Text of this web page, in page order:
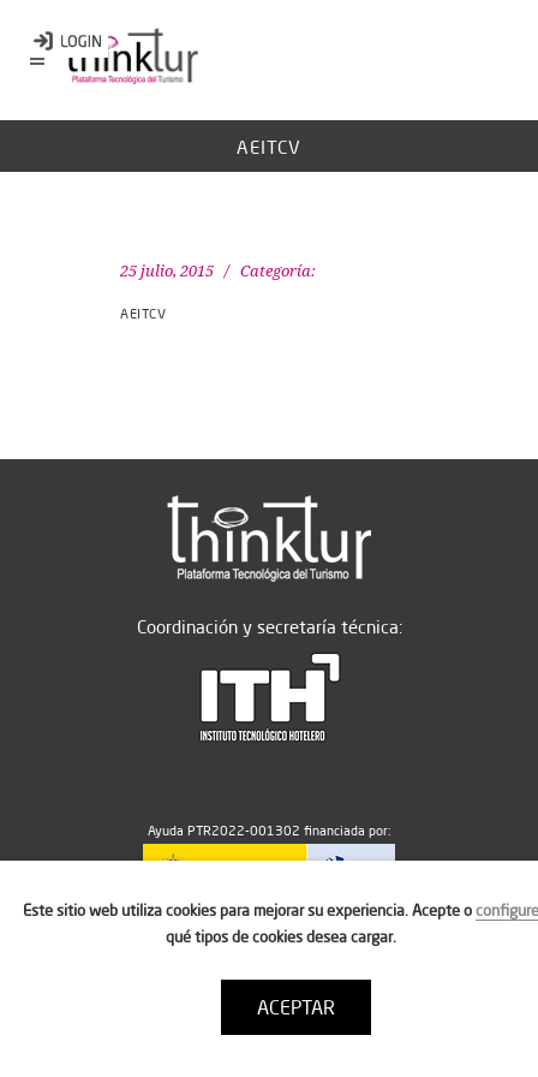
AEITCV
25 julio, 2015 Categoría:
AEITCV
Coordinación y secretaría técnica:
Ayuda PTR2022-001302 financiada por:
MICIU/AEI/10.13039/501100011033
Política de cookies
Condiciones de uso
Este sitio web utiliza cookies para mejorar su experiencia. Acepte oconfigure
qué tipos de cookies desea cargar.
ACEPTAR